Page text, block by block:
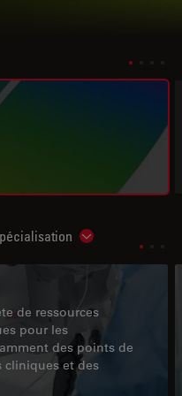
Show
de ressources
pour les
des points de
cliniques et des